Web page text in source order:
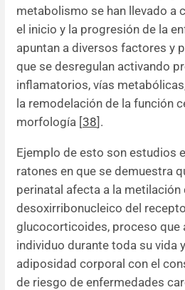
metabolismo se han llevado a
el inicio y la progresión de la
apuntan a diversos factores y
que se desregulan activando
inflamatorios, vías
la remodelación de la función
morfología [38].
Ejemplo de esto son estudios
ratones en que se demuestra
perinatal afecta a la metilación
desoxirribonucleico del
glucocorticoides, proceso que
individuo durante toda su vida
adiposidad corporal con el
de riesgo de enfermedades